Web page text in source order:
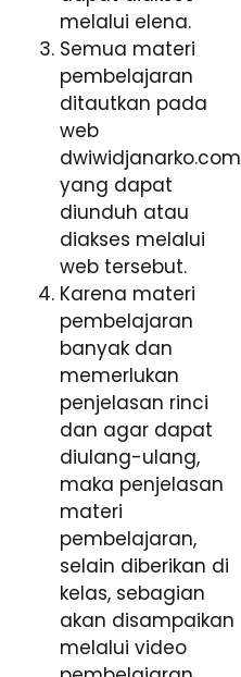
melalui elena.
Semua materi
pembelajaran
ditautkan pada
web
dwiwidjanarko.com
yang dapat
diunduh atau
diakses melalui
web tersebut.
Karena materi
pembelajaran
banyak dan
memerlukan
penjelasan rinci
dan agar dapat
diulang-ulang,
maka penjelasan
materi
pembelajaran,
selain diberikan di
kelas, sebagian
akan disampaikan
melalui video